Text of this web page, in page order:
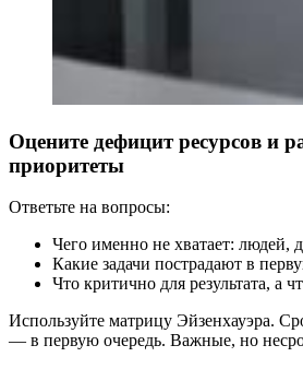
Оцените дефицит ресурсов и
приоритеты
Ответьте на вопросы:
Чего именно не хватает: людей,
Какие задачи пострадают в
Что критично для результата, а
Используйте матрицу Эйзенхауэра.
— в первую очередь. Важные, но